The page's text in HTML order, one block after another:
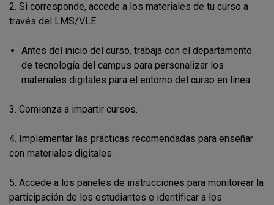
2. Si corresponde, accede a los materiales de tu curso a
través del LMS/VLE.
Antes del inicio del curso, trabaja con el departamento
de tecnología del campus para personalizar los
materiales digitales para el entorno del curso en línea.
3. Comienza a impartir cursos.
4. Implementar las prácticas recomendadas para enseñar
con materiales digitales.
5. Accede a los paneles de instrucciones para monitorear la
participación de los estudiantes e identificar a los